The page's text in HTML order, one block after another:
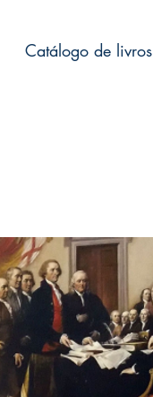
Catálogo de livros